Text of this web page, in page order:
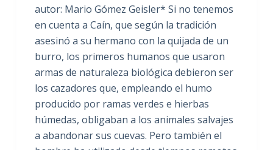
autor: Mario Gómez Geisler* Si no tenemos
en cuenta a Caín, que según la tradición
asesinó a su hermano con la quijada de un
burro, los primeros humanos que usaron
armas de naturaleza biológica debieron ser
los cazadores que, empleando el humo
producido por ramas verdes e hierbas
húmedas, obligaban a los animales salvajes
a abandonar sus cuevas. Pero también el